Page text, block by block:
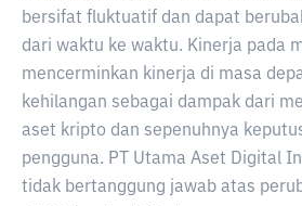
bersifat fluktuatif dan dapat
dari waktu ke waktu. Kinerja pada
mencerminkan kinerja di masa
kehilangan sebagai dampak dari
aset kripto dan sepenuhnya
pengguna. PT Utama Aset Digital
tidak bertanggung jawab atas